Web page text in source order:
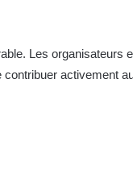
Les organisateurs
activement